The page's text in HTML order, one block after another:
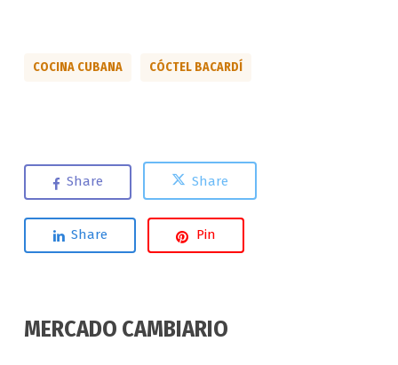
COCINA CUBANA CÓCTEL BACARDÍ
Share Share
Share Pin
MERCADO CAMBIARIO